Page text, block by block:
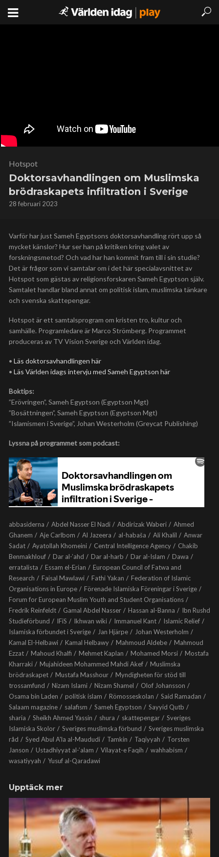
Hotspot
Doktorsavhandlingen om Muslimska
brödraskapets infiltration i Sverige
28 februari 2023
Varför har just Sameh Egyptsons doktorsavhandling rört upp så
mycket känslor? Hur ser han på kritiken kring valet av
forskningsmetod? Och vad har han kommit fram till i sin studie?
Det är frågor som vi samtalar om i det här specialavsnittet av
Hotspot som gästas av religionsforskaren Sameh Egyptson själv.
Samtalet handlar bland annat om politisk islam, muslimska tänkare
och svenska skattepengar.
Hotspot är ett samtalsprogram om kristen tro, kultur och
samhälle. Programledare är Marco Strömberg. Programmet
produceras av TV Vision Sverige och Världen idag.
• Läs doktorsavhandlingen här
• Läs Världen idags intervju med Sameh Egyptson här
Boktips:
”Erövringen”, Sameh Egyptson (Egyptson Mgt)
”Bosättningen”, Sameh Egyptson (Egyptson Mgt)
”Islamismen i Sverige”, Johan Westerholm (Greycat Publishing)
Lyssna på programmet som podcast:
abbasiderna Abdel Nasser El Nadi Abdirizak Waberi
Ahmed
Ghanem
Aje Carlbom Al Jazeera al-habaša Ali Khalil
Anwar
Sadat
Ayatollah Khomeini Central Intelligence Agency
Chakib
Benmakhlouf
Dar al-’ahd Dar al-harb Dar al-Islam
Dawa
erratalista
Essam el-Erian
European Council of Fatwa and
Research
Faisal Mawlawi Fathi Yakan
Federation of Islamic
Organisations in Europe
Förenade Islamiska Föreningar i Sverige
Forum for European Muslim Youth and Student Organisations
Fredrik Reinfeldt
Gamal Abdel Nasser Hassan al-Banna
Ibn Rushd
Studieförbund
IFiS Ikhwan wiki Immanuel Kant
Islamic Relief
Islamiska förbundet i Sverige
Jan Hjärpe
Johan Westerholm
Kamal El-Helbawi
Kamal Helbawy Mahmoud Aldebe
Mahmoud
Ezzat
Mahoud Khalfi Mehmet Kaplan Mohamed Morsi
Mostafa
Kharraki
Mujahideen Mohammed Mahdi Akef
Muslimska
brödraskapet
Mustafa Masshour
Myndigheten för stöd till
trossamfund
Nizam Islami Nizam Shamel
Olof Johansson
Osama bin Laden
politisk islam Römosseskolan
Said Ramadan
Salaam magazine
salafism Sameh Egyptson
Sayyid Qutb
sharia
Sheikh Ahmed Yassin shura skattepengar
Sveriges
Islamiska Skolor
Sveriges muslimska förbund
Sveriges muslimska
råd
Syed Abul A'la al-Maududi Tamkin Taqiyyah
Torsten
Janson
Ustadhiyyat al-’alam Vilayat-e Faqih
wahhabism
wasatiyyah
Yusuf al-Qaradawi
Upptäck mer